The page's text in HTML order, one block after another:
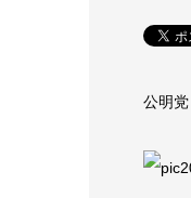
公明